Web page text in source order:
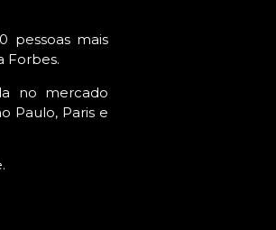
pessoas mais
Forbes.
no mercado
Paulo, Paris e